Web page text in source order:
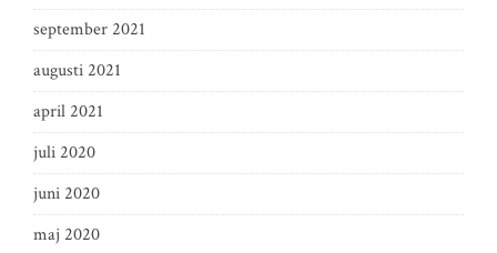
september 2021
augusti 2021
april 2021
juli 2020
juni 2020
maj 2020